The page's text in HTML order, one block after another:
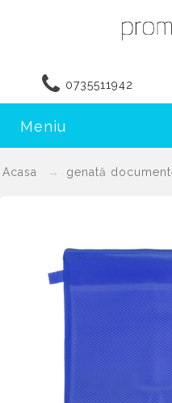
0735511942
Meniu
Acasa genată